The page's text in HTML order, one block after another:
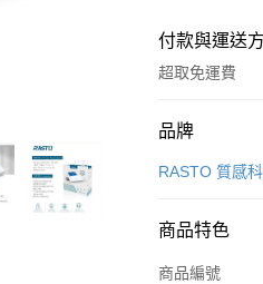
付款與運送
超取免運費
付款方式
信用卡一次付
品牌
RASTO 質感
商品特色
商品編號